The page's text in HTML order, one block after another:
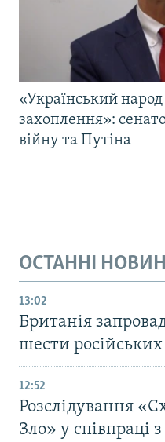
«Український
захоплення»:
війну та Путіна
ОСТАННІ
13:02
Британія
шести російських
12:52
Розслідування
Зло» у співпраці